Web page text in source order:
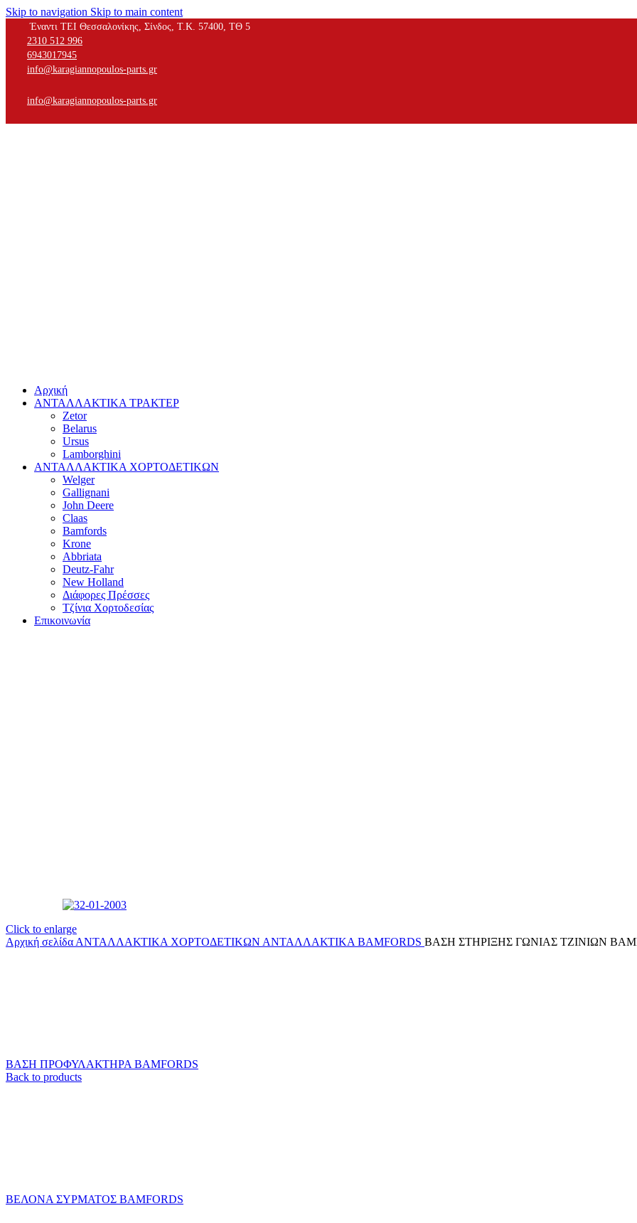
Skip to navigation Skip to main content
Έναντι ΤΕΙ Θεσσαλονίκης, Σίνδος, Τ.Κ. 57400, ΤΘ 5
2310 512 996
6943017945
info@karagiannopoulos-parts.gr
info@karagiannopoulos-parts.gr
Αρχική
ΑΝΤΑΛΛΑΚΤΙΚΑ ΤΡΑΚΤΕΡ
Zetor
Belarus
Ursus
Lamborghini
ΑΝΤΑΛΛΑΚΤΙΚΑ ΧΟΡΤΟΔΕΤΙΚΩΝ
Welger
Gallignani
John Deere
Claas
Bamfords
Krone
Abbriata
Deutz-Fahr
New Holland
Διάφορες Πρέσσες
Τζίνια Χορτοδεσίας
Επικοινωνία
Click to enlarge
Αρχική σελίδα ΑΝΤΑΛΛΑΚΤΙΚΑ ΧΟΡΤΟΔΕΤΙΚΩΝ ΑΝΤΑΛΛΑΚΤΙΚΑ BAMFORDS ΒΑΣΗ ΣΤΗΡΙΞΗΣ ΓΩΝΙΑΣ ΤΖΙΝΙΩΝ
ΒΑΣΗ ΠΡΟΦΥΛΑΚΤΗΡΑ BAMFORDS
Back to products
ΒΕΛΟΝΑ ΣΥΡΜΑΤΟΣ BAMFORDS